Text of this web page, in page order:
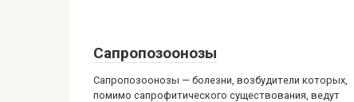
Сапропозоонозы
Сапропозоонозы — болезни, возбудители которых,
помимо сапрофитического существования, ведут